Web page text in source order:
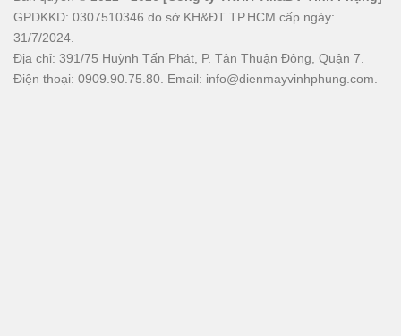
GPDKKD: 0307510346 do sở KH&ĐT TP.HCM cấp ngày:
31/7/2024.
Địa chỉ: 391/75 Huỳnh Tấn Phát, P. Tân Thuận Đông, Quận 7.
Điện thoại: 0909.90.75.80. Email: info@dienmayvinhphung.com.